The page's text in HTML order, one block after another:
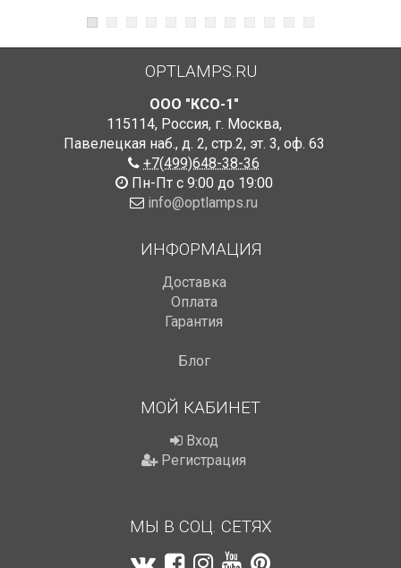
OPTLAMPS.RU
ООО "КСО-1"
115114, Россия, г. Москва,
Павелецкая наб., д. 2, стр.2, эт. 3, оф. 63
+7(499)648-38-36
Пн-Пт с 9:00 до 19:00
info@optlamps.ru
ИНФОРМАЦИЯ
Доставка
Оплата
Гарантия
Блог
МОЙ КАБИНЕТ
Вход
Регистрация
МЫ В СОЦ. СЕТЯХ